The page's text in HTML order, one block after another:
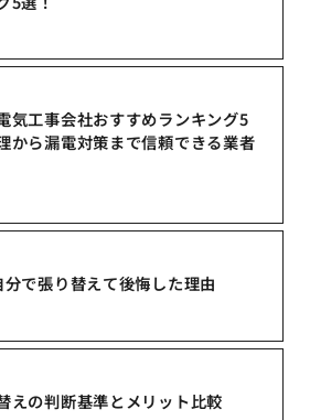
気工事会社おすすめランキング5
から漏電対策まで信頼できる業者
で張り替えて後悔した理由
えの判断基準とメリット比較